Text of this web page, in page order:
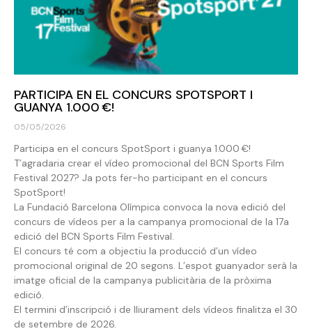
PARTICIPA EN EL CONCURS SPOTSPORT I
GUANYA 1.000 €!
05/05/2026
Participa en el concurs SpotSport i guanya 1.000 €!
T’agradaria crear el vídeo promocional del BCN Sports Film
Festival 2027? Ja pots fer-ho participant en el concurs
SpotSport!
La Fundació Barcelona Olímpica convoca la nova edició del
concurs de vídeos per a la campanya promocional de la 17a
edició del BCN Sports Film Festival.
El concurs té com a objectiu la producció d’un vídeo
promocional original de 20 segons. L’espot guanyador serà la
imatge oficial de la campanya publicitària de la pròxima
edició.
El termini d’inscripció i de lliurament dels vídeos finalitza el 30
de setembre de 2026.